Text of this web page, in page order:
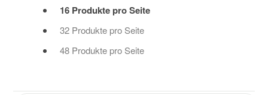
16 Produkte pro Seite
32 Produkte pro Seite
48 Produkte pro Seite